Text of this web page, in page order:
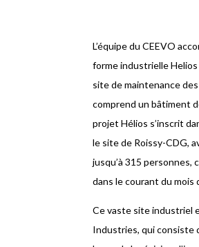
L’équipe du CEEVO
forme industrielle
site de maintenance
comprend un bâtiment
projet Hélios s’inscrit
le site de Roissy-CDG,
jusqu’à 315
dans le courant du mois
Ce vaste site industriel
Industries, qui consiste